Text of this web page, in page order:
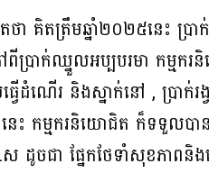
ា គិតត្រឹមឆ្នាំ២០២៥នេះ ប្រ
ៅពីប្រាក់ឈ្នួលអប្បបរមា កម្ម
ដំណើរ និងស្នាក់នៅ , ប្រាក់រង្
េះ កម្មករនិយោជិត ក៏ទទួលប
ចជា ផ្នែកថែទាំសុខភាពនិង